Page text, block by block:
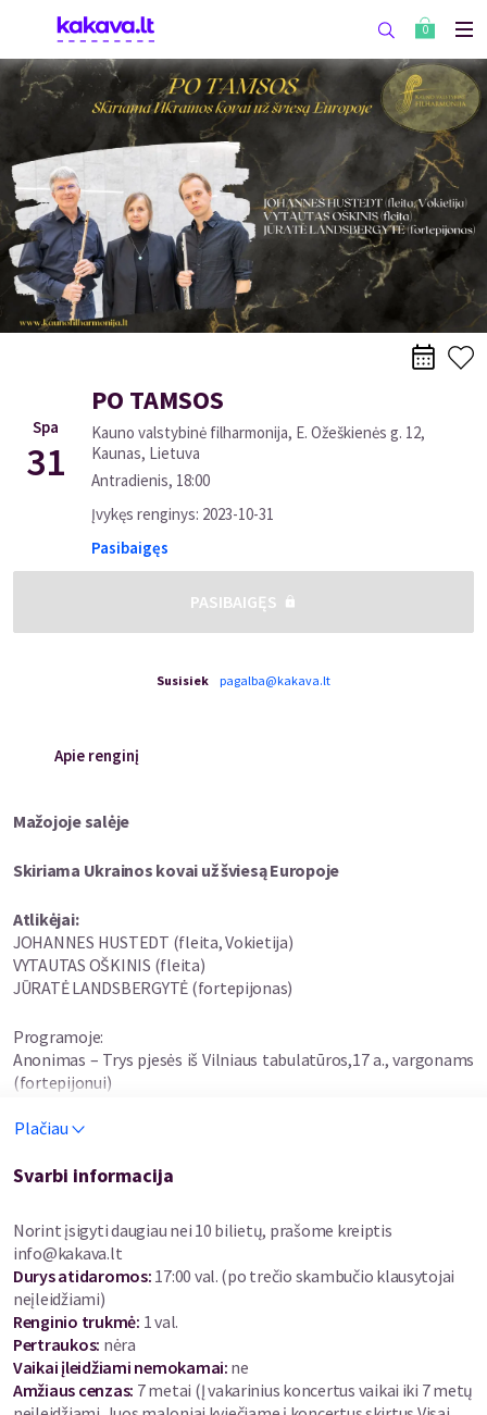
0
Spa
31
PO TAMSOS
Kauno valstybinė filharmonija, E. Ožeškienės g. 12,
Kaunas, Lietuva
Antradienis, 18:00
Įvykęs renginys: 2023-10-31
Pasibaigęs
PASIBAIGĘS
Susisiek pagalba@kakava.lt
Apie renginį
Mažojoje salėje
Skiriama Ukrainos kovai už šviesą Europoje
Atlikėjai:
JOHANNES HUSTEDT (fleita, Vokietija)
VYTAUTAS OŠKINIS (fleita)
JŪRATĖ LANDSBERGYTĖ (fortepijonas)
Programoje:
Anonimas – Trys pjesės iš Vilniaus tabulatūros,17 a., vargonams
(fortepijonui)
Giacinto Scelsi – „Pwyll“ fleitai solo
Ukrainiečių liaudies daina „Saulė teka virš Sibiro“ („The sun is
improvizacija
„Blue-yellow prelude“ („Mėlynai-geltonas preliudas“)
fortepijonui
Eugen Werner Velte – „Arietta“ fleitai solo
John Cage – Nr. 3„Grave adagio “ iš Trijų pjesių fleitų duetui
Improvizacija
Ramūnas Motiekaitis – „Šviesogausmė“ dviem fleitoms ir
vargonams (fortepijonui)
Plačiau
Svarbi informacija
Norint įsigyti daugiau nei 10 bilietų, prašome kreiptis
info@kakava.lt
Durys atidaromos: 17:00 val. (po trečio skambučio klausytojai
neįleidžiami)
Renginio trukmė: 1 val.
Pertraukos: nėra
Vaikai įleidžiami nemokamai: ne
Amžiaus cenzas: 7 metai (Į vakarinius koncertus vaikai iki 7 metų